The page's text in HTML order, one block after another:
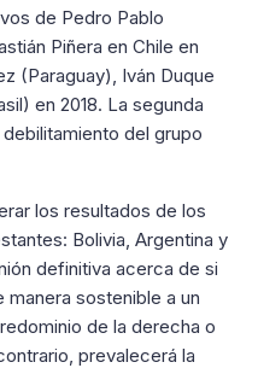
de Pedro Pablo
Piñera en Chile en
(Paraguay), Iván Duque
en 2018. La segunda
del grupo
los resultados de los
Bolivia, Argentina y
definitiva acerca de si
manera sostenible a un
de la derecha o
prevalecerá la